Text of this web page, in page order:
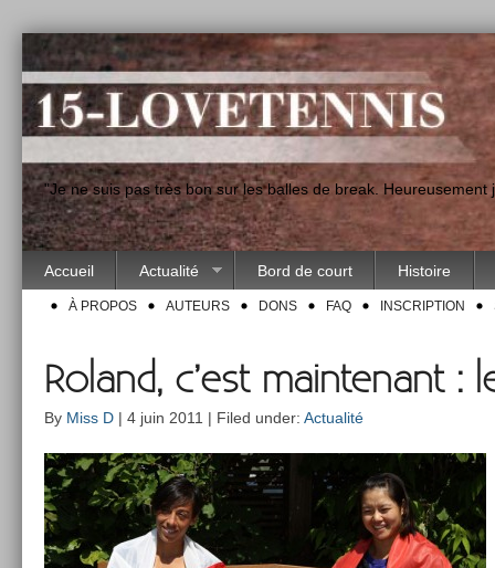
"Je ne suis pas très bon sur les balles de break.
Accueil Actualité Bord de court Histoire
À PROPOS AUTEURS DONS FAQ INSCRIPTION
Roland, c’est maintenant :
By Miss D | 4 juin 2011 | Filed under: Actualité